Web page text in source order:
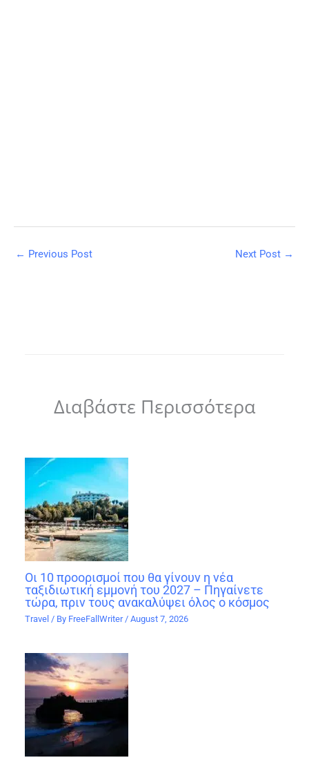
← Previous Post Next Post →
Διαβάστε Περισσότερα
Οι 10 προορισμοί που θα γίνουν η νέα
ταξιδιωτική εμμονή του 2027 – Πηγαίνετε
τώρα, πριν τους ανακαλύψει όλος ο κόσμος
Travel / By FreeFallWriter/August 7, 2026